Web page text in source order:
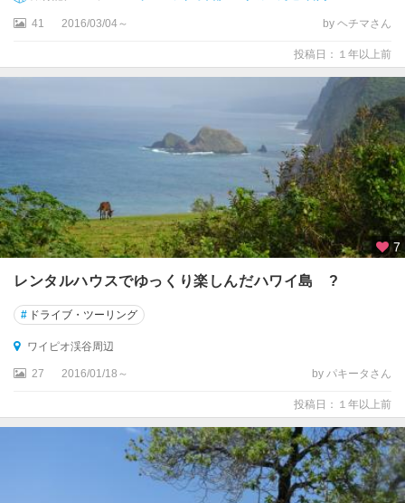
ャ
ー
セ
ー
マ
ウ
イ
島
ウ
・
ケ
周
41 2016/03/04～ by ヘチマさん
投稿日：１年以上前
7
レンタルハウスでゆっくり楽しんだハワイ島 ?
# ドライブ・ツーリング
ワイピオ渓谷周辺
27 2016/01/18～ by パキータさん
投稿日：１年以上前